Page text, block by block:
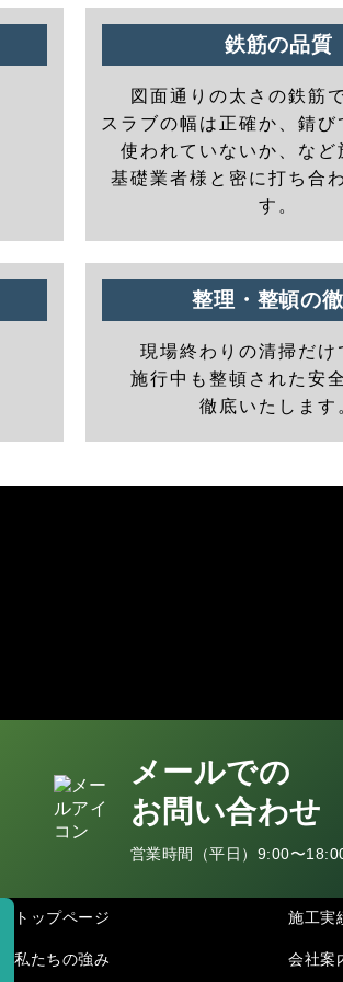
鉄筋の品質
図面通りの太さの鉄筋
スラブの幅は正確か、錆び
使われていないか、など
基礎業者様と密に打ち合
す。
整理・整頓の
現場終わりの清掃だけ
施行中も整頓された安
徹底いたします
メールでの
お問い合わせ
営業時間（平日）9:00〜
トップページ
私たちの強み
施工実
会社案